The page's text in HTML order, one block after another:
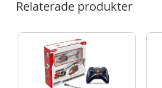
Relaterade produkter